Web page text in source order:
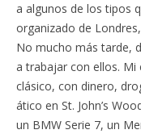
a algunos de los tipos
organizado de
No mucho más tarde,
a trabajar con ellos. Mi
clásico, con dinero,
ático en St. John’s
un BMW Serie 7, un